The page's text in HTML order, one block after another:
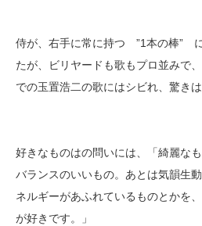
侍が、右手に常に持つ ”1本の棒”
たが、ビリヤードも歌もプロ並みで
での玉置浩二の歌にはシビれ、驚きは
好きなものはの問いには、「綺麗な
バランスのいいもの。あとは気韻生
ネルギーがあふれているものとかを
が好きです。」